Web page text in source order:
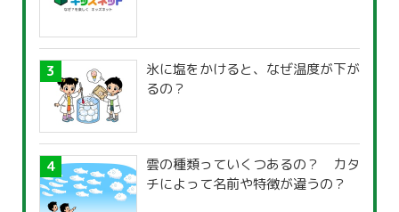
氷に塩をかけると、なぜ温度が下が
るの？
雲の種類っていくつあるの？ カタ
チによって名前や特徴が違うの？